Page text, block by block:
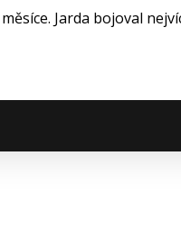
Jarda bojoval